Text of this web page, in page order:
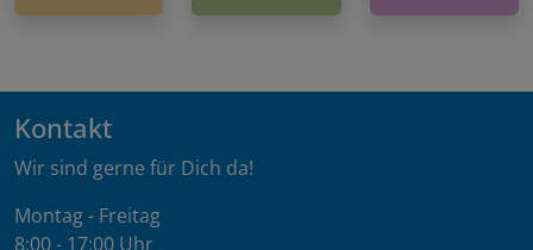
Kontakt
Wir sind gerne für Dich da!
Montag - Freitag
8:00 - 17:00 Uhr